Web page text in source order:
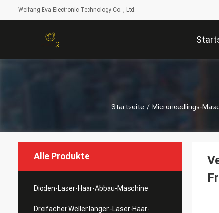
Weifang Eva Electronic Technology Co. , Ltd.
Startseite / Microneedlings-
Alle Produkte
Dioden-Laser-Haar-Abbau-Maschine
Dreifacher Wellenlängen-Laser-Haar-